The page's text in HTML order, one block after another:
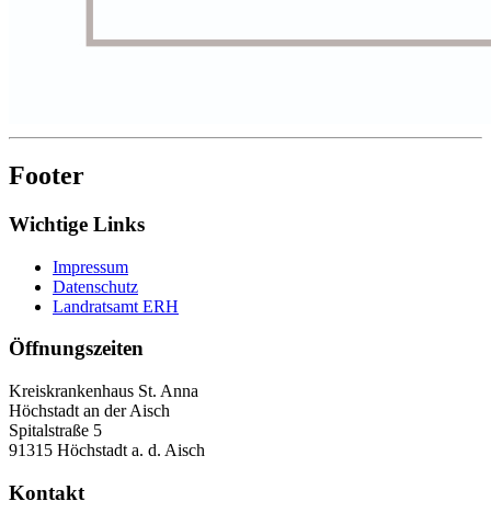
Footer
Wichtige Links
Impressum
Datenschutz
Landratsamt ERH
Öffnungszeiten
Kreiskrankenhaus St. Anna
Höchstadt an der Aisch
Spitalstraße 5
91315 Höchstadt a. d. Aisch
Kontakt